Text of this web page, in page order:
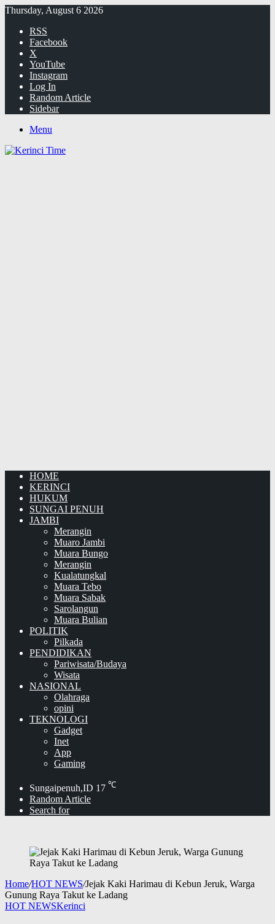
Thursday, August 6 2026
RSS
Facebook
X
YouTube
Instagram
Log In
Random Article
Sidebar
Menu
HOME
KERINCI
HUKUM
SUNGAI PENUH
JAMBI
Merangin
Muaro Jambi
Muara Bungo
Merangin
Kualatungkal
Muara Tebo
Muara Sabak
Sarolangun
Muara Bulian
POLITIK
Pilkada
PENDIDIKAN
Pariwisata/Budaya
Wisata
NASIONAL
Olahraga
opini
TEKNOLOGI
Gadget
Inet
App
Gaming
Sungaipenuh,ID 17 ℃
Random Article
Search for
Home/HOT NEWS/Jejak Kaki Harimau di Kebun Jeruk, Warga
Gunung Raya Takut ke Ladang
HOT NEWSKerinci